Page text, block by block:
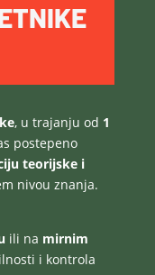
, u trajanju od 1
postepeno
teorijske i
nivou znanja.
ili na mirnim
i kontrola